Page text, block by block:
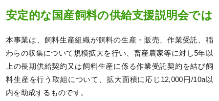
安定的な国産飼料の供給支援説明会では
本事業は、飼料生産組織が飼料の生産・販売、作業受託、稲
わらの収集について規模拡大を行い、畜産農家等に対し5年以
上の長期供給契約又は飼料生産に係る作業受託契約を結び飼
料生産を行う取組について、拡大面積に応じ12,000円/10a以
内を助成するものです。